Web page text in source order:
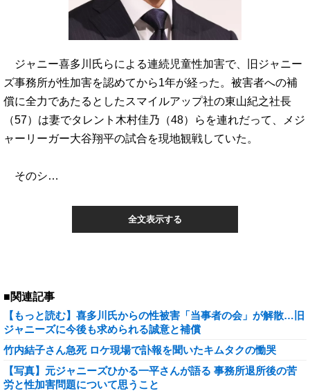
ジャニー喜多川氏らによる連続児童性加害で、旧ジャニー
ズ事務所が性加害を認めてから1年が経った。被害者への補
償に全力であたるとしたスマイルアップ社の東山紀之社長
（57）は妻でタレント木村佳乃（48）らを連れだって、メジ
ャーリーガー大谷翔平の試合を現地観戦していた。
そのシ…
全文表示する
■関連記事
【もっと読む】喜多川氏からの性被害「当事者の会」が解散…旧
ジャニーズに今後も求められる誠意と補償
竹内結子さん急死 ロケ現場で訃報を聞いたキムタクの慟哭
【写真】元ジャニーズひかる一平さんが語る 事務所退所後の苦
労と性加害問題について思うこと